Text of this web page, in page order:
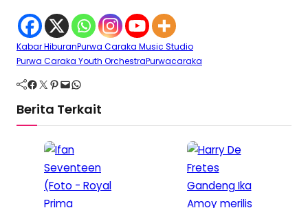
Kabar HiburanPurwa Caraka Music Studio
Purwa Caraka Youth OrchestraPurwacaraka
Facebook Twitter Pinterest Mail WhatsApp
Berita Terkait